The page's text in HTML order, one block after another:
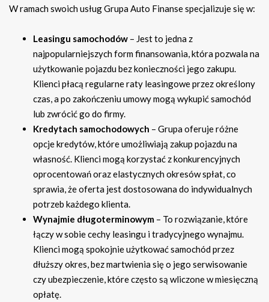
W ramach swoich usług Grupa Auto Finanse specjalizuje się w:
Leasingu samochodów – Jest to jedna z
najpopularniejszych form finansowania, która pozwala na
użytkowanie pojazdu bez konieczności jego zakupu.
Klienci płacą regularne raty leasingowe przez określony
czas, a po zakończeniu umowy mogą wykupić samochód
lub zwrócić go do firmy.
Kredytach samochodowych – Grupa oferuje różne
opcje kredytów, które umożliwiają zakup pojazdu na
własność. Klienci mogą korzystać z konkurencyjnych
oprocentowań oraz elastycznych okresów spłat, co
sprawia, że oferta jest dostosowana do indywidualnych
potrzeb każdego klienta.
Wynajmie długoterminowym – To rozwiązanie, które
łączy w sobie cechy leasingu i tradycyjnego wynajmu.
Klienci mogą spokojnie użytkować samochód przez
dłuższy okres, bez martwienia się o jego serwisowanie
czy ubezpieczenie, które często są wliczone w miesięczną
opłatę.